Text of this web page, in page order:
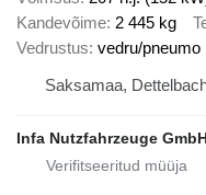
Kandevõime 2 445 kg
Vedrustus vedru/pneumo
Saksamaa,
Infa Nutzfahrzeuge